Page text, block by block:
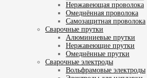
Нержавеющая проволока
Омеднённая проволока
Самозащитная проволока
Сварочные прутки
Алюминиевые прутки
Нержавеющие прутки
Омеднённые прутки
Сварочные электроды
Вольфрамовые электроды